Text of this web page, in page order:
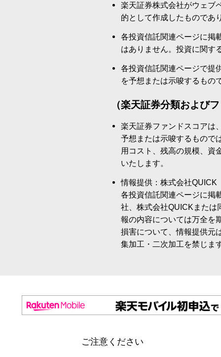
楽天証券株式会社がウェブ
的として作成したものであ
各投資信託関連ページに掲
はありません。投資に関す
各投資信託関連ページで提
を予想または示唆するもの
（楽天証券分類および
楽天証券ファンドスコアは
予想または示唆するもので
用コスト、残高の規模、資
いたします。
情報提供：株式会社QUICK
各投資信託関連ページに掲
社、株式会社QUICKまたは
報の内容については万全を
損害について、情報提供元
集加工・二次加工を禁じま
ご注意ください